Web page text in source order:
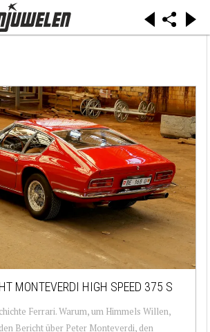
MONTEVERDI HIGH SPEED 375 S
Ferrari. Warum, um Himmels Willen,
Bericht über Peter Monteverdi, den